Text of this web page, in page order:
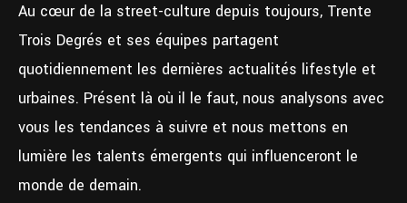
Au cœur de la street-culture depuis toujours, Trente
Trois Degrés et ses équipes partagent
quotidiennement les dernières actualités lifestyle et
urbaines. Présent là où il le faut, nous analysons avec
vous les tendances à suivre et nous mettons en
lumière les talents émergents qui influenceront le
monde de demain.